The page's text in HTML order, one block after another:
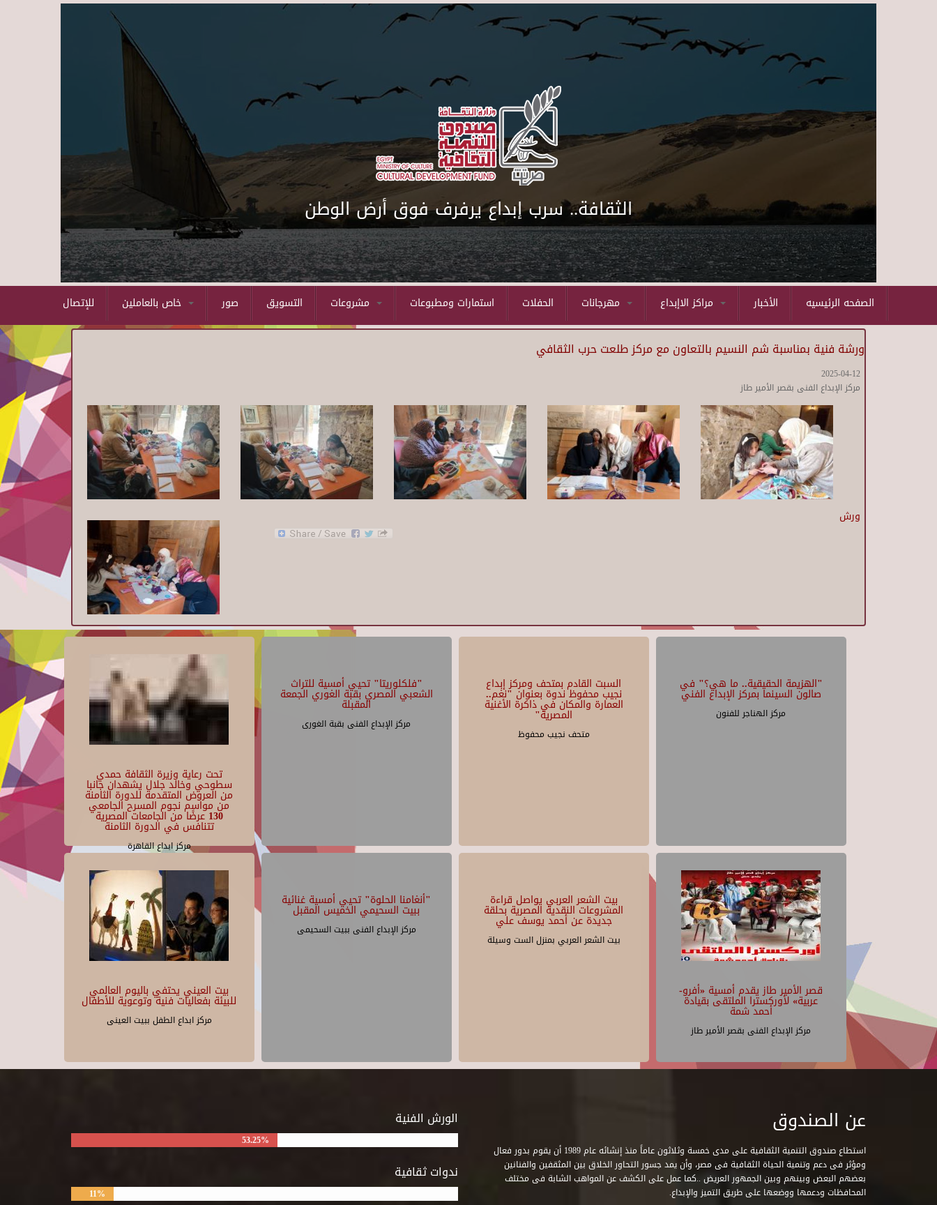
Skip to main content
الثقافة.. سرب إبداع يرفرف فوق أرض الوطن
للإتصال صور التسويق استمارات ومطبوعات الحفلات الأخبار الصفحه الرئيسيه
ورشة فنية بمناسبة شم النسيم بالتعاون مع مركز طلعت حرب الثقافي
2025-04-12
مركز الإبداع الفنى بقصر الأمير طاز
ورش
تحت رعاية وزيرة الثقافة حمدي
سطوحي وخالد جلال يشهدان جانبا
من العروض المتقدمة للدورة الثامنة
من مواسم نجوم المسرح الجامعي
130 عرضًا من الجامعات المصرية
تتنافس في الدورة الثامنة
مركز ابداع القاهرة
"فلكلوريتا" تحيي أمسية للتراث
الشعبي المصري بقبة الغوري الجمعة
المقبلة
مركز الإبداع الفنى بقبة الغورى
السبت القادم بمتحف ومركز إبداع
نجيب محفوظ ندوة بعنوان "نغم..
العمارة والمكان في ذاكرة الأغنية
المصرية"
متحف نجيب محفوظ
"الهزيمة الحقيقية.. ما هي؟" في
صالون السينما بمركز الإبداع الفني
مركز الهناجر للفنون
بيت العيني يحتفي باليوم العالمي
للبيئة بفعاليات فنية وتوعوية للأطفال
مركز ابداع الطفل ببيت العينى
"أنغامنا الحلوة" تحيي أمسية غنائية
ببيت السحيمي الخميس المقبل
مركز الإبداع الفنى ببيت السحيمى
بيت الشعر العربي يواصل قراءة
المشروعات النقدية المصرية بحلقة
جديدة عن أحمد يوسف علي
بيت الشعر العربي بمنزل الست وسيلة
قصر الأمير طاز يقدم أمسية «أفرو-
عربية» لأوركسترا الملتقى بقيادة
أحمد شمة
مركز الإبداع الفنى بقصر الأمير طاز
الورش الفنية
53.25%
ندوات ثقافية
11%
عن الصندوق
استطاع صندوق التنمية الثقافية على مدى خمسة وثلاثون عاماً منذ إنشائه عام 1989 أن يقوم بدور فعال
ومؤثر فى دعم وتنمية الحياة الثقافية فى مصر، وأن يمد جسور التحاور الخلاق بين المثقفين والفنانين
بعضهم البعض وبينهم وبين الجمهور العريض ..كما عمل على الكشف عن المواهب الشابة فى مختلف
المحافظات ودعمها ووضعها على طريق التميز والإبداع.